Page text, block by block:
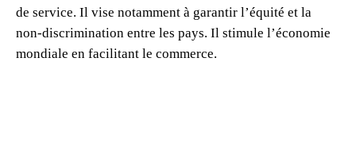
🇮🇹 Italie
🇳🇴 Norvège
🇩🇪 Allemagne
🇮🇹 Italie
Vérifier un n° TVA
Calculateur de TVA
de service. Il vise notamment à garantir l’équité et la
non-discrimination entre les pays. Il stimule l’économie
mondiale en facilitant le commerce.